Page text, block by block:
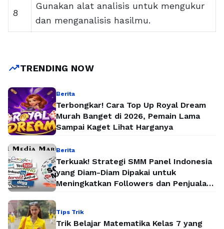
8
Gunakan alat analisis untuk mengukur
dan menganalisis hasilmu.
trending_upTRENDING NOW
Berita
Terbongkar! Cara Top Up Royal Dream
Murah Banget di 2026, Pemain Lama
Sampai Kaget Lihat Harganya
Berita
Terkuak! Strategi SMM Panel Indonesia
yang Diam-Diam Dipakai untuk
Meningkatkan Followers dan Penjualan
Tips Trik
Trik Belajar Matematika Kelas 7 yang